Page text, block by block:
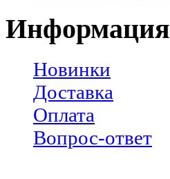
Информация
Новинки
Доставка
Оплата
Вопрос-ответ